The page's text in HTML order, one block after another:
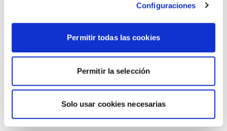
Configuraciones
Permitir todas las cookies
Permitir la selección
Solo usar cookies necesarias